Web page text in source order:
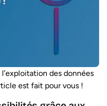
des données
est fait pour vous !